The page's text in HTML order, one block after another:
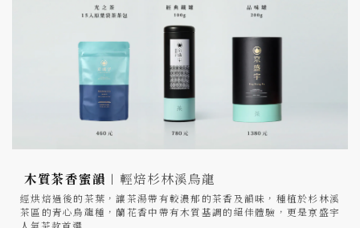
木質茶香蜜韻︱ 輕焙杉林溪烏龍
經烘焙過後的茶葉，讓茶湯帶有較濃郁的茶香及韻味，種植於杉林溪
茶區的青心烏龍種，蘭花香中帶有木質基調的絕佳體驗，更是京盛宇